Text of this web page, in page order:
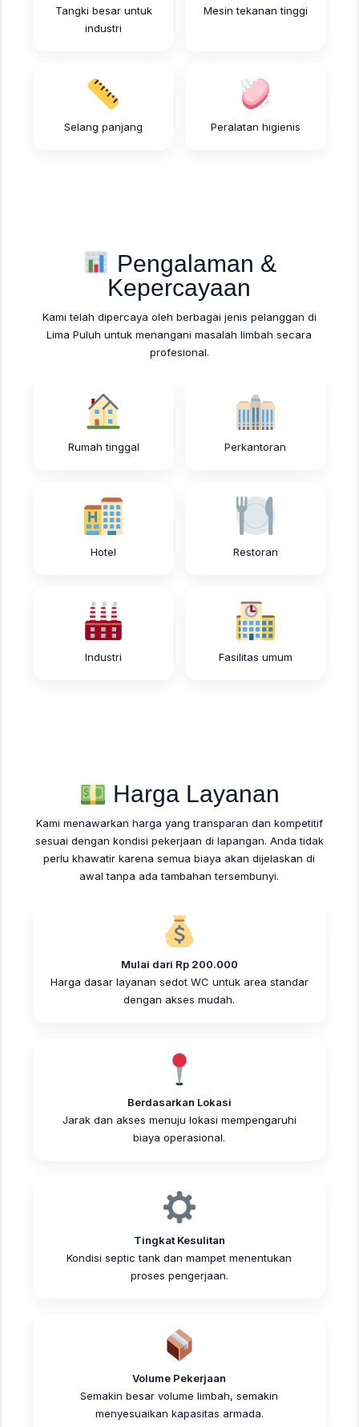
Tangki besar untuk
industri
Mesin tekanan tinggi
Selang panjang Peralatan higienis
Pengalaman &
Kepercayaan
Kami telah dipercaya oleh berbagai jenis pelanggan di
Lima Puluh untuk menangani masalah limbah secara
profesional.
Rumah tinggal Perkantoran
Hotel Restoran
Industri Fasilitas umum
Harga Layanan
Kami menawarkan harga yang transparan dan kompetitif
sesuai dengan kondisi pekerjaan di lapangan. Anda tidak
perlu khawatir karena semua biaya akan dijelaskan di
awal tanpa ada tambahan tersembunyi.
Mulai dari Rp 200.000
Harga dasar layanan sedot WC untuk area standar
dengan akses mudah.
Berdasarkan Lokasi
Jarak dan akses menuju lokasi mempengaruhi
biaya operasional.
Tingkat Kesulitan
Kondisi septic tank dan mampet menentukan
proses pengerjaan.
Volume Pekerjaan
Semakin besar volume limbah, semakin
menyesuaikan kapasitas armada.